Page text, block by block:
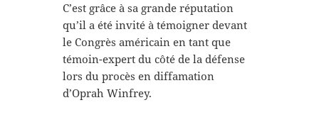
C’est grâce à sa grande réputation
qu’il a été invité à témoigner devant
le Congrès américain en tant que
témoin-expert du côté de la défense
lors du procès en diffamation
d’Oprah Winfrey.